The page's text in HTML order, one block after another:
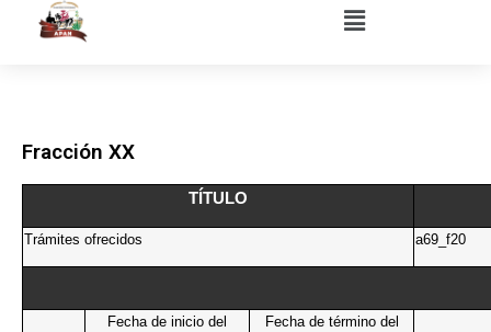
Fracción XX
TÍTULO
Trámites ofrecidos a69_f20
Fecha de inicio del
Fecha de término del